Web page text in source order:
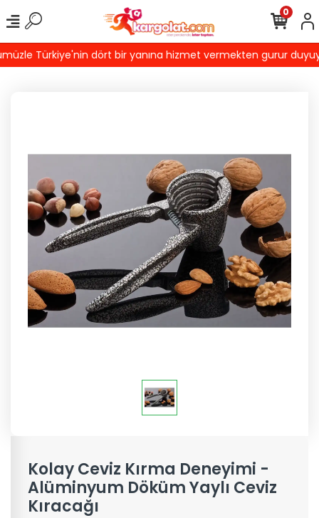
Türkiye'nin dört bir yanına hizmet vermekten gurur
0
Kolay Ceviz Kırma Deneyimi -
Alüminyum Döküm Yaylı Ceviz
Kıracağı